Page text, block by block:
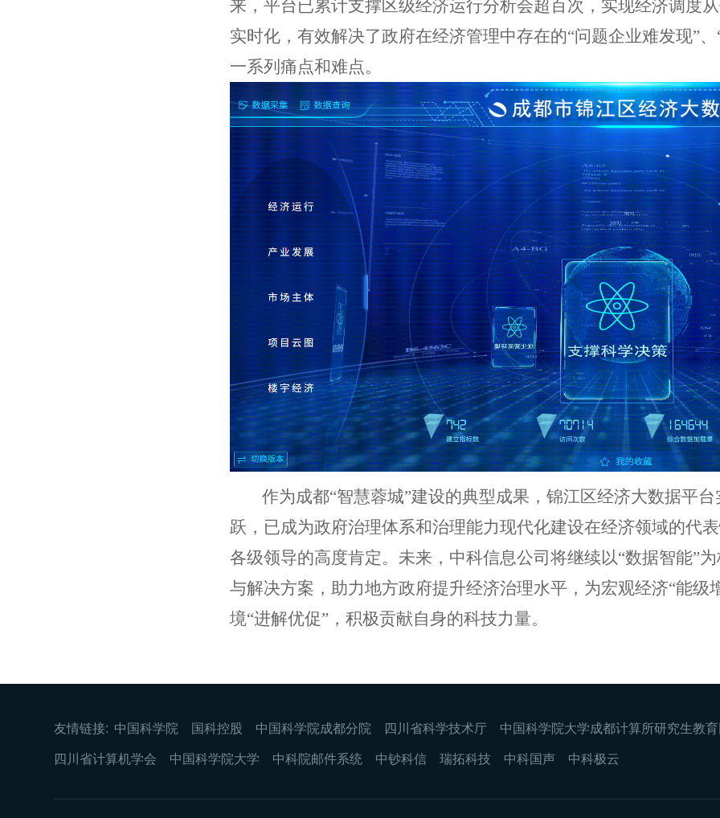
来，平台已累计支撑区级经济运行分析会超百次，实现经济调度
实时化，有效解决了政府在经济管理中存在的“问题企业难发现”
一系列痛点和难点。
作为成都“智慧蓉城”建设的典型成果，锦江区经济大数据平
跃，已成为政府治理体系和治理能力现代化建设在经济领域的代
各级领导的高度肯定。未来，中科信息公司将继续以“数据智能”
与解决方案，助力地方政府提升经济治理水平，为宏观经济“能级
境“进解优促”，积极贡献自身的科技力量。
友情链接: 中国科学院 国科控股 中国科学院成都分院 四川省科学技术厅 中国科学院大学成都计算所研究生教
四川省计算机学会 中国科学院大学 中科院邮件系统 中钞科信 瑞拓科技 中科国声 中科极云